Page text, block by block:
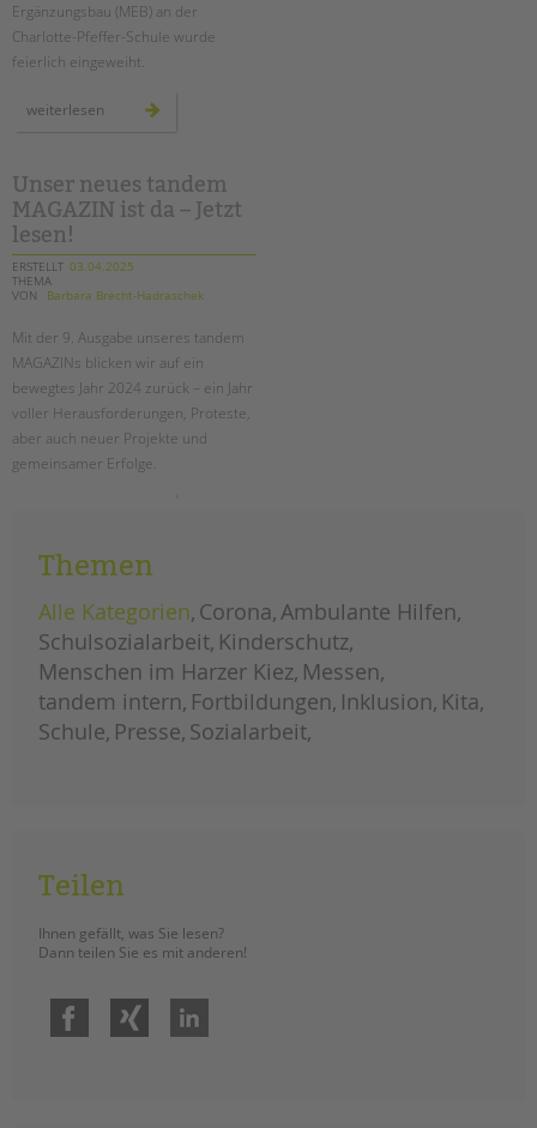
BETREUTES WOHNEN
TANDEM BTL AKADEMIE
Zertfikatskurse
Seminarräume
STADTTEILARBEIT
PROFIL | LEITBILD
Kinder- und Jugendschutz
Unsere Videos
Gesellschafter VdK
schoolcoach BTL
tandem international
Stellenangebote
tandem als Arbeitgeberin
NEWS/BLOG
unkuerzbar
Briefe an Kai
Impressum
Datenschutz
Hinweisgebersystem
Intranet
Ergänzungsbau (MEB) an der
Charlotte-Pfeffer-Schule wurde
feierlich eingeweiht.
weiterlesen
modularer
charlotte-
pfeffer-
schule
feierlich
Unser neues tandem
MAGAZIN ist da – Jetzt
lesen!
ERSTELLT 03.04.2025
THEMA
VON
Barbara Brecht-Hadraschek
Mit der 9. Ausgabe unseres tandem
MAGAZINs blicken wir auf ein
bewegtes Jahr 2024 zurück – ein Jahr
voller Herausforderungen, Proteste,
aber auch neuer Projekte und
gemeinsamer Erfolge.
ist
da
jetzt
lesen!
Themen
Alle Kategorien Corona Ambulante Hilfen
Schulsozialarbeit Kinderschutz
Menschen im Harzer Kiez Messen
tandem intern Fortbildungen Inklusion Kita
Schule Presse Sozialarbeit
Teilen
Ihnen gefällt, was Sie lesen?
Dann teilen Sie es mit anderen!
Facebook